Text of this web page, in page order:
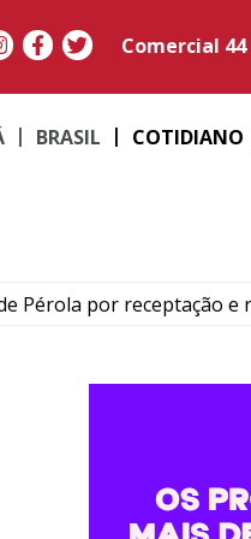
Comercial
BRASIL COTIDIANO
Pérola por receptação
maconha e PM